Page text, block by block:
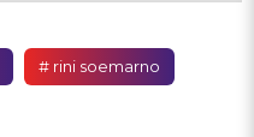
# rini soemarno